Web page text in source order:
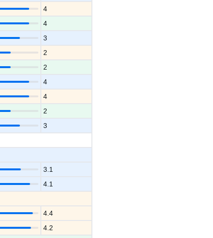
4
4
3
2
2
4
4
2
3
3.1
4.1
4.4
4.2